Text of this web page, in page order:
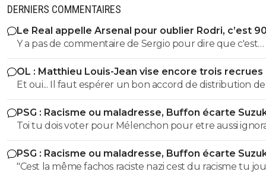
DERNIERS COMMENTAIRES
Le Real appelle Arsenal pour oublier Rodri, c’est
Y a pas de commentaire de Sergio pour dire que c'est
honteux de claquer 200 ou 300 millions en un
encore un coup de Nasser
OL : Matthieu Louis-Jean vise encore trois recrues
Et oui... Il faut espérer un bon accord de distribution de
dans les prochaines semaines pour réamorcer un peu
pompe à euros.
PSG : Racisme ou maladresse, Buffon écarte
Toi tu dois voter pour Mélenchon pour etre aussi
histoire !! alors que cette période on en a mangé au collège
et au lycée Moi on m'a pourtant appris que ces deux
idéologies etaient bien différente : Le fascisme cherche
PSG : Racisme ou maladresse, Buffon écarte
"Cest la même fachos raciste nazi cest du racisme tu